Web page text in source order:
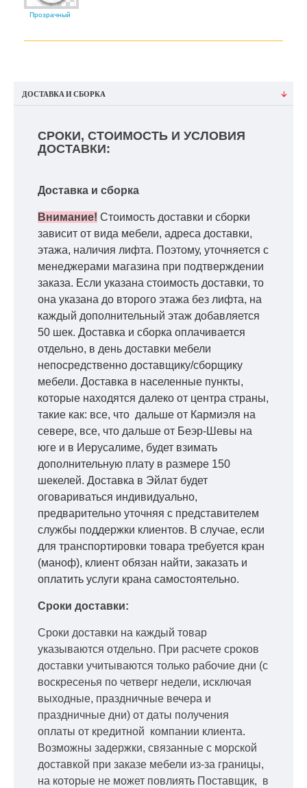
Прозрачный
ДОСТАВКА И СБОРКА
СРОКИ, СТОИМОСТЬ И УСЛОВИЯ
ДОСТАВКИ:
Доставка и сборка
Внимание! Стоимость доставки и сборки
зависит от вида мебели, адреса доставки,
этажа, наличия лифта. Поэтому, уточняется с
менеджерами магазина при подтверждении
заказа. Если указана стоимость доставки, то
она указана до второго этажа без лифта, на
каждый дополнительный этаж добавляется
50 шек. Доставка и сборка оплачивается
отдельно, в день доставки мебели
непосредственно доставщику/сборщику
мебели. Доставка в населенные пункты,
которые находятся далеко от центра страны,
такие как: все, что дальше от Кармиэля на
севере, все, что дальше от Беэр-Шевы на
юге и в Иерусалиме, будет взимать
дополнительную плату в размере 150
шекелей. Доставка в Эйлат будет
оговариваться индивидуально,
предварительно уточняя с представителем
службы поддержки клиентов. В случае, если
для транспортировки товара требуется кран
(маноф), клиент обязан найти, заказать и
оплатить услуги крана самостоятельно.
Сроки доставки:
Сроки доставки на каждый товар
указываются отдельно. При расчете сроков
доставки учитываются только рабочие дни (с
воскресенья по четверг недели, исключая
выходные, праздничные вечера и
праздничные дни) от даты получения
оплаты от кредитной компании клиента.
Возможны задержки, связанные с морской
доставкой при заказе мебели из-за границы,
на которые не может повлиять Поставщик, в